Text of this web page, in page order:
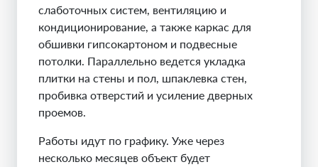
слаботочных систем, вентиляцию и
кондиционирование, а также каркас для
обшивки гипсокартоном и подвесные
потолки. Параллельно ведется укладка
плитки на стены и пол, шпаклевка стен,
пробивка отверстий и усиление дверных
проемов.
Работы идут по графику. Уже через
несколько месяцев объект будет